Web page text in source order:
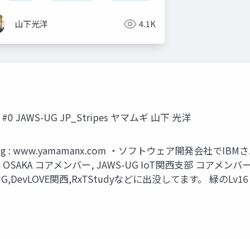
山下光洋 4.1K
JAWS-UG JP_Stripes ヤマムギ 山下 光洋
: www.yamamanx.com ・ソフトウェア開発会社でIBM
コアメンバー, JAWS-UG IoT関西支部 コアメン
関西,RxTStudyなどに出没してます。 緑の